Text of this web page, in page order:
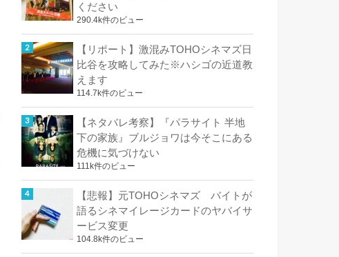
ください
290.4k件のビュー
【リポート】激混みTOHOシネマズ日
比谷を攻略してみた※ハシゴの近道教
えます
114.7k件のビュー
【ネタバレ考察】『パラサイト 半地
下の家族』ブルジョワは今そこにある
危機に気づけない
111k件のビュー
【悲報】元TOHOシネマズ バイトが
語るシネマイレージカードのヤバイサ
ービス変更
104.8k件のビュー